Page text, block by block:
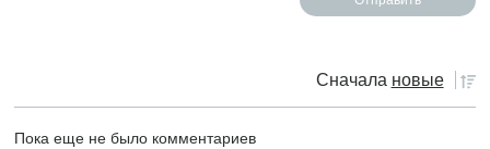
Сначала новые
Пока еще не было комментариев